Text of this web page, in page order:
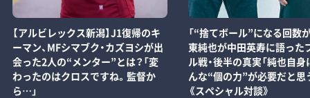
【アルビレックス新潟】J1復帰のキ
ーマン、MFシマブク・カズヨシが出
会った2人の“メンター”とは？「変
わったのはクロスですね。監督か
ら…」
「“捨てボール”になる回数
東純也が中田英寿に語った
ル戦・後半の真実「純也自
んな“個の力”が必要だと思
《スペシャル対談》